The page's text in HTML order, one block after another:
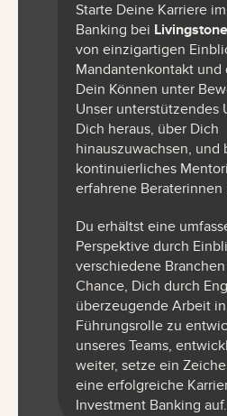
Starte Deine Karriere
Banking bei Livingstone
von einzigartigen
Mandantenkontakt
Dein Können unter
Unser unterstützendes
Dich heraus, über Dich
hinauszuwachsen, und
kontinuierliches
erfahrene Beraterinnen
Du erhältst eine
Perspektive durch
verschiedene
Chance, Dich durch
überzeugende Arbeit
Führungsrolle zu
unseres Teams,
weiter, setze ein
eine erfolgreiche
Investment Banking auf.